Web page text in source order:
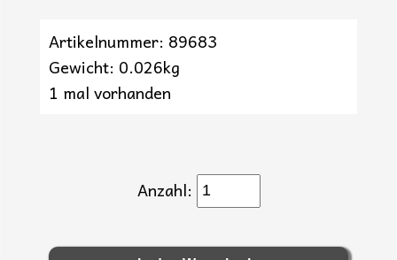
Artikelnummer: 89683
Gewicht: 0.026kg
1 mal vorhanden
Anzahl: